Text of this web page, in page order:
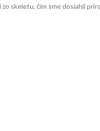
skeletu, čím sme dosiahli